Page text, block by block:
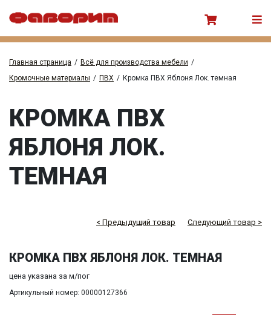
Главная страница / Всё для производства мебели /
Кромочные материалы / ПВХ / Кромка ПВХ Яблоня Лок. темная
КРОМКА ПВХ
ЯБЛОНЯ ЛОК.
ТЕМНАЯ
< Предыдущий товар Следующий товар >
КРОМКА ПВХ ЯБЛОНЯ ЛОК. ТЕМНАЯ
цена указана за м/пог
Артикульный номер: 00000127366